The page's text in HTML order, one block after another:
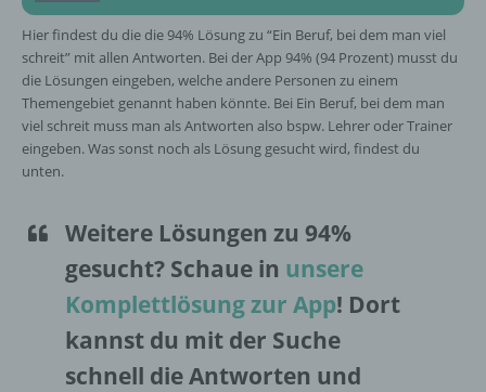
Hier findest du die die 94% Lösung zu “Ein Beruf, bei dem man viel
schreit” mit allen Antworten. Bei der App 94% (94 Prozent) musst du
die Lösungen eingeben, welche andere Personen zu einem
Themengebiet genannt haben könnte. Bei Ein Beruf, bei dem man
viel schreit muss man als Antworten also bspw. Lehrer oder Trainer
eingeben. Was sonst noch als Lösung gesucht wird, findest du
unten.
Weitere Lösungen zu 94%
gesucht? Schaue in unsere
Komplettlösung zur App! Dort
kannst du mit der Suche
schnell die Antworten und